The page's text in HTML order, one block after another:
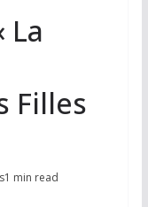
La
Filles
1 min read